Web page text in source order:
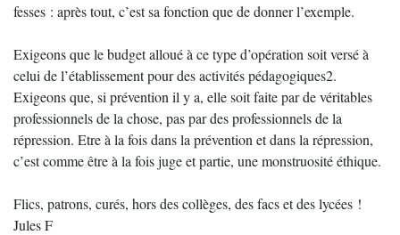
fesses : après tout, c’est sa fonction que de donner l’exemple.
Exigeons que le budget alloué à ce type d’opération soit versé à
celui de l’établissement pour des activités pédagogiques2.
Exigeons que, si prévention il y a, elle soit faite par de véritables
professionnels de la chose, pas par des professionnels de la
répression. Etre à la fois dans la prévention et dans la répression,
c’est comme être à la fois juge et partie, une monstruosité éthique.
Flics, patrons, curés, hors des collèges, des facs et des lycées !
Jules F